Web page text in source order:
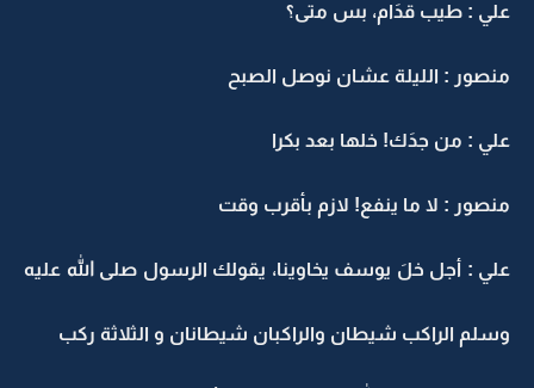
علي : طيب قدَام، بس متى؟
منصور : الليلة عشان نوصل الصبح
علي : من جدَك! خلها بعد بكرا
منصور : لا ما ينفع! لازم بأقرب وقت
علي : أجل خلَ يوسف يخاوينا، يقولك الرسول صلى الله عليه
وسلم الراكب شيطان والراكبان شيطانان و الثلاثة ركب